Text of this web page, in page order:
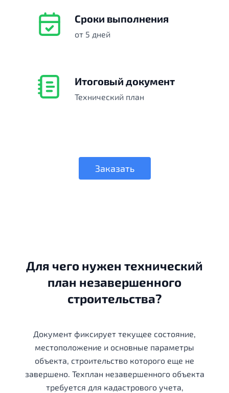
Сроки выполнения
от 5 дней
Итоговый документ
Технический план
Заказать
Для чего нужен технический
план незавершенного
строительства?
Документ фиксирует текущее состояние,
местоположение и основные параметры
объекта, строительство которого еще не
завершено. Техплан незавершенного объекта
требуется для кадастрового учета,